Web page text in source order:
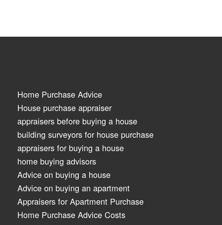
Home Purchase Advice
House purchase appraiser
appraisers before buying a house
building surveyors for house purchase
appraisers for buying a house
home buying advisors
Advice on buying a house
Advice on buying an apartment
Appraisers for Apartment Purchase
Home Purchase Advice Costs